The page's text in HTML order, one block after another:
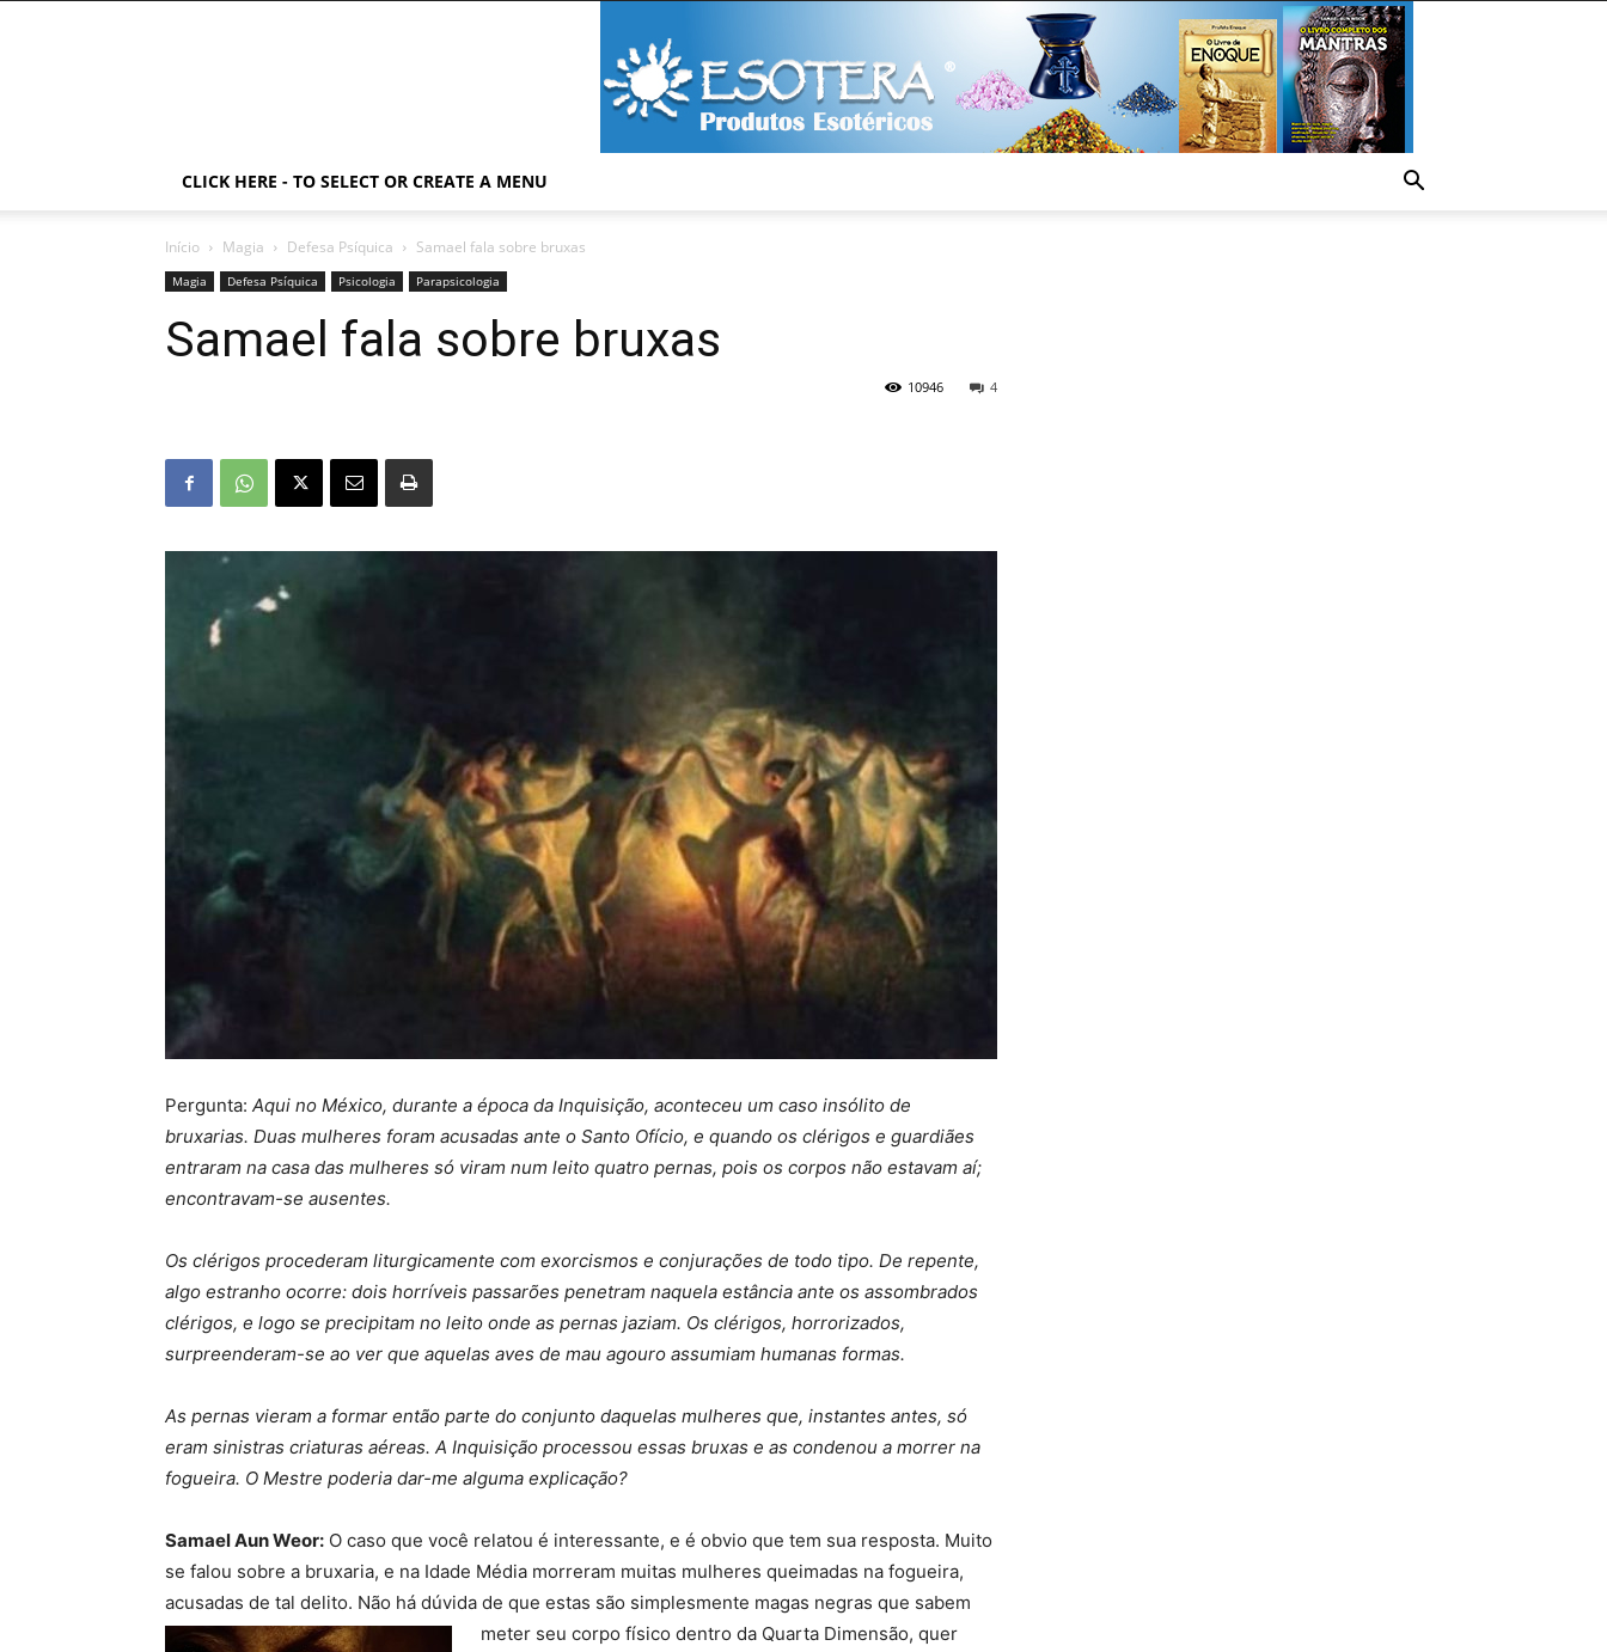
CLICK HERE - TO SELECT OR CREATE A MENU
Início Magia Defesa Psíquica Samael fala sobre bruxas
Magia Defesa Psíquica Psicologia Parapsicologia
Samael fala sobre bruxas
4
10946
Pergunta: Aqui no México, durante a época da Inquisição, aconteceu um caso insólito de
bruxarias. Duas mulheres foram acusadas ante o Santo Ofício, e quando os clérigos e guardiães
entraram na casa das mulheres só viram num leito quatro pernas, pois os corpos não estavam aí;
encontravam-se ausentes.
Os clérigos procederam liturgicamente com exorcismos e conjurações de todo tipo. De repente,
algo estranho ocorre: dois horríveis passarões penetram naquela estância ante os assombrados
clérigos, e logo se precipitam no leito onde as pernas jaziam. Os clérigos, horrorizados,
surpreenderam-se ao ver que aquelas aves de mau agouro assumiam humanas formas.
As pernas vieram a formar então parte do conjunto daquelas mulheres que, instantes antes, só
eram sinistras criaturas aéreas. A Inquisição processou essas bruxas e as condenou a morrer na
fogueira. O Mestre poderia dar-me alguma explicação?
Samael Aun Weor: O caso que você relatou é interessante, e é obvio que tem sua resposta. Muito
se falou sobre a bruxaria, e na Idade Média morreram muitas mulheres queimadas na fogueira,
acusadas de tal delito. Não há dúvida de que estas são simplesmente magas negras que sabem
meter seu corpo físico dentro da Quarta Dimensão, quer